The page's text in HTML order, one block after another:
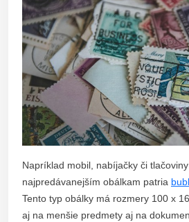
Napríklad mobil, nabíjačky či
najpredávanejším obálkam patria
Tento typ obálky má rozmery 100 x
aj na menšie predmety aj na